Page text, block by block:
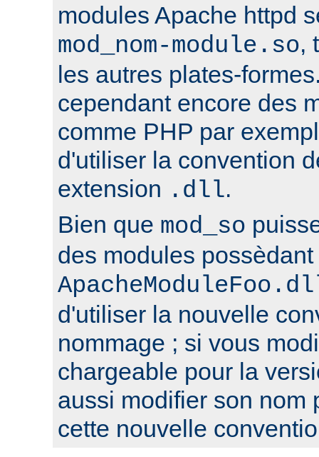
modules Apache httpd
mod_nom-module.so,
les autres plates-
cependant encore des
comme PHP par
d'utiliser la convention
extension .dll.
Bien que mod_so
des modules
d'utiliser la nouvelle
nommage ; si vous
chargeable pour la
aussi modifier son nom
cette nouvelle